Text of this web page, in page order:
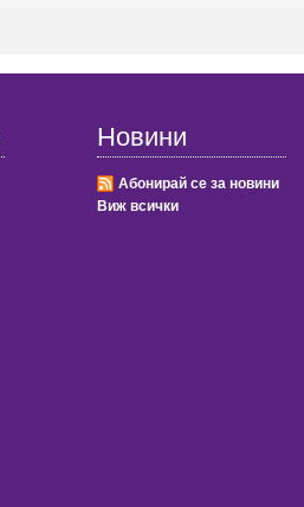
Новини
Абонирай се за новини
Виж всички